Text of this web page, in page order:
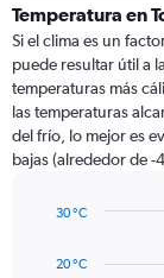
categories.
Range:
12
categories.
The
chart
has
1
axis
values.
Temperatura en
Si el clima es un
puede resultar útil a
temperaturas más
las temperaturas
del frío, lo mejor es
bajas (alrededor de -
with
20 °C
30 °C